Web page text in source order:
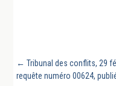
← Tribunal des conflits, 29
requête numéro 00624,